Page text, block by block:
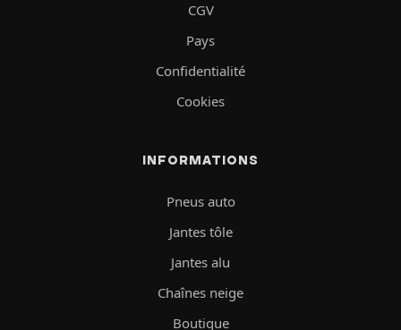
CGV
Pays
Confidentialité
Cookies
INFORMATIONS
Pneus auto
Jantes tôle
Jantes alu
Chaînes neige
Boutique